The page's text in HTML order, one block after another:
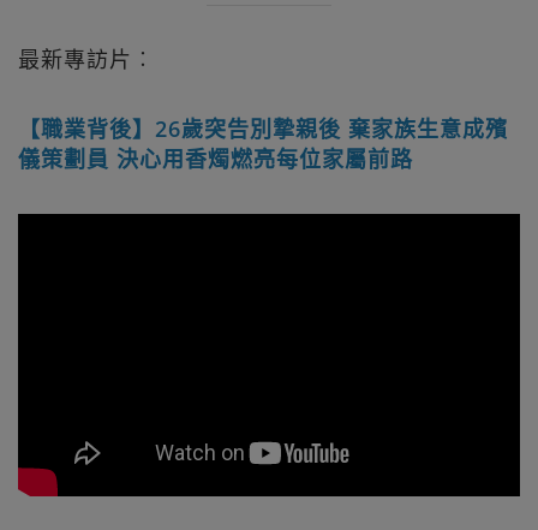
最新專訪片︰
【職業背後】26歲突告別摯親後 棄家族生意成殯
儀策劃員 決心用香燭燃亮每位家屬前路